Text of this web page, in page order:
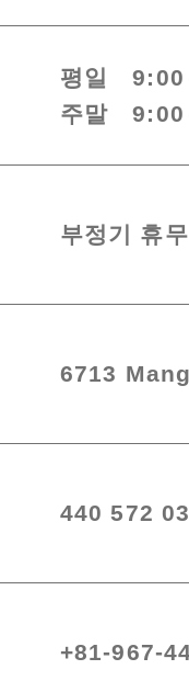
평일 9:00
주말 9:00
부정기 휴무
6713
440 572
+81-967-